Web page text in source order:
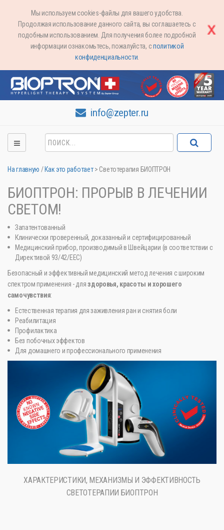
Мы используем cookies-файлы для вашего удобства.
Продолжая использование данного сайта, вы соглашаетесь с
подобным использованием. Для получения более подробной
информации ознакомьтесь, пожалуйста, сполитикой
конфиденциальности
info@zepter.ru
На главную / Как это работает> Светотерапия БИОПТРОН
БИОПТРОН: ПРОРЫВ В ЛЕЧЕНИИ
СВЕТОМ!
Запатентованный
Клинически проверенный, доказанный и сертифицированный
Медицинский прибор, производимый в Швейцарии (в соответствии с
Директивой 93/42/EEC)
Безопасный и эффективный медицинский метод лечения с широким
спектром применения - дляздоровья, красоты и хорошего
самочувствия:
Естественная терапия для заживления ран и снятия боли
Реабилитация
Профилактика
Без побочных эффектов
Для домашнего и профессионального применения
ХАРАКТЕРИСТИКИ, МЕХАНИЗМЫ И ЭФФЕКТИВНОСТЬ
СВЕТОТЕРАПИИ БИОПТРОН